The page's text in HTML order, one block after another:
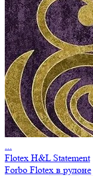
...
Flotex H&L Statement
Forbo Flotex в рулоне